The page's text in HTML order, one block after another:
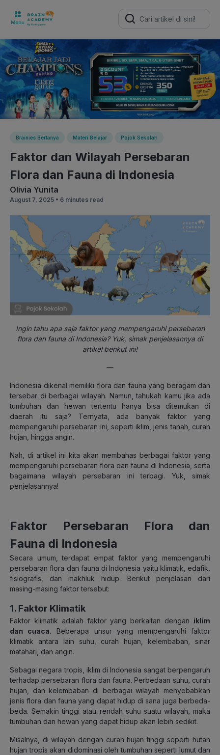
Search
for:
Brainies Bertanya Materi Belajar Pojok Sekolah
Faktor dan Wilayah Persebaran
Flora dan Fauna di Indonesia
Olivia Yunita
August 7, 2025 • 6 minutes read
Ingin tahu apa saja faktor yang mempengaruhi persebaran
flora dan fauna di Indonesia? Yuk, simak penjelasannya di
artikel berikut ini!
—
Indonesia dikenal memiliki flora dan fauna yang beragam dan
tersebar di berbagai wilayah. Namun, tahukah kamu jika ada
tumbuhan dan hewan tertentu hanya bisa ditemukan di
daerah itu saja? Ternyata, ada banyak faktor yang
mempengaruhi persebaran ini, seperti iklim, jenis tanah, curah
hujan, hingga angin.
Nah, di artikel ini kita akan membahas berbagai faktor yang
mempengaruhi persebaran flora dan fauna di Indonesia, serta
bagaimana wilayah persebaran ini terbagi. Yuk, simak
penjelasannya!
Faktor Persebaran Flora dan
Fauna di Indonesia
Secara umum, terdapat empat faktor yang mempengaruhi
persebaran flora dan fauna di Indonesia yaitu klimatik, edafik,
fisiografis, dan makhluk hidup. Berikut penjelasan dari
masing-masing faktor tersebut:
1. Faktor Klimatik
Faktor klimatik adalah faktor yang berkaitan dengan iklim
dan cuaca. Beberapa unsur yang mempengaruhi faktor
klimatik antara lain suhu, curah hujan, kelembaban, sinar
matahari, dan angin.
Sebagai negara tropis, iklim di Indonesia sangat berpengaruh
terhadap persebaran flora dan fauna. Perbedaan suhu, curah
hujan, dan kelembaban di berbagai wilayah menyebabkan
jenis flora dan fauna yang dapat hidup di sana juga berbeda-
beda. Semakin tinggi atau rendah suhu suatu wilayah, maka
tumbuhan dan hewan yang dapat hidup akan lebih sedikit.
Misalnya, di wilayah dengan curah hujan tinggi seperti hutan
hujan tropis akan didominasi oleh tumbuhan seperti lumut dan